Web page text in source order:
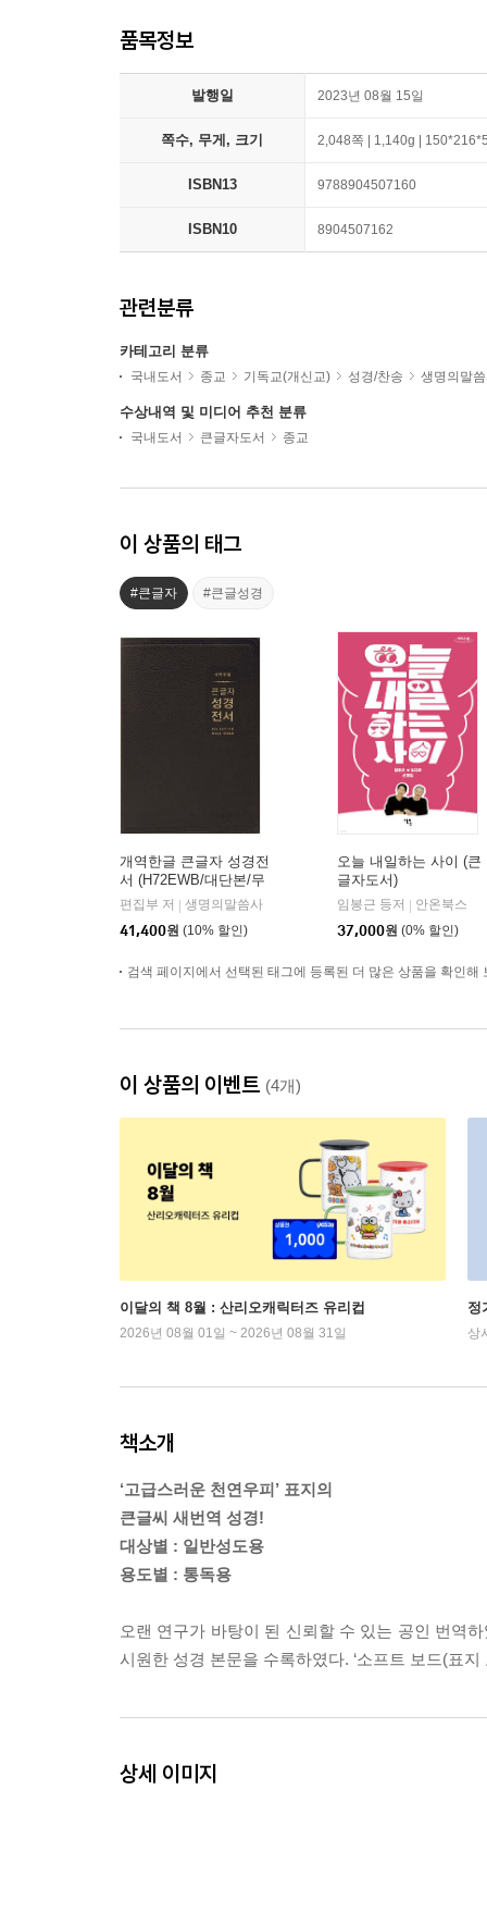
품목정보
발행일 2023년 08월 15일
쪽수, 무게, 크기 2,048쪽 | 1,140g |
ISBN13 9788904507160
ISBN10 8904507162
관련분류
카테고리 분류
국내도서 종교 기독교(개신교) 성경/찬송 생명의말
수상내역 및 미디어 추천 분류
국내도서 큰글자도서 종교
이 상품의 태그
#큰글자 #큰글성경
개역한글 큰글자 성경전
서 (H72EWB/대단본/무
지퍼/PU/반달 색인/해설
없음/각주 없음/다크브
라운)
편집부 저
생명의말씀사
41,400원 (10% 할인)
오늘 내일하는 사이 (큰
글자도서)
임봉근 등저
안온북스
37,000원 (0% 할인)
검색 페이지에서 선택된 태그에 등록된 더 많은 상품을 확인해
이 상품의 이벤트 (4개)
이달의 책 8월 : 산리오캐릭터즈 유리컵
2026년 08월 01일 ~ 2026년 08월 31일
정
상
책소개
‘고급스러운 천연우피’ 표지의
큰글씨 새번역 성경!
대상별 : 일반성도용
용도별 : 통독용
오랜 연구가 바탕이 된 신뢰할 수 있는 공인 번역
시원한 성경 본문을 수록하였다. ‘소프트 보드(표
상세 이미지